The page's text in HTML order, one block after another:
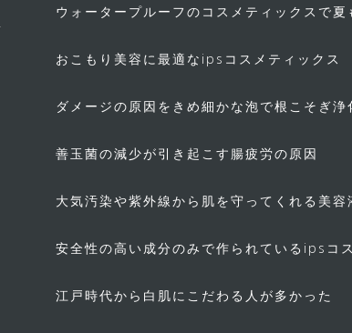
ウォータープルーフのコスメティックスで夏
おこもり美容に最適なipsコスメティックス
ダメージの原因をきめ細かな泡で根こそぎ浄
善玉菌の減少が引き起こす腸疲労の原因
大気汚染や紫外線から肌を守ってくれる美容
安全性の高い成分のみで作られているipsコ
江戸時代から白肌にこだわる人が多かった